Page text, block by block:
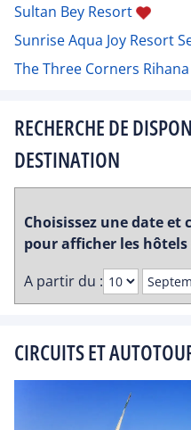
Sultan Bey Resort
Sunrise Aqua Joy Resort
The Three Corners Rihana
RECHERCHE DE
DESTINATION
Choisissez une date et
pour afficher les
A partir du :
CIRCUITS ET